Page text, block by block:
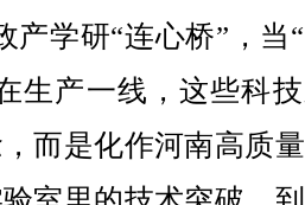
产学研“连心桥”，当
生产一线，这些科
而是化作河南高质